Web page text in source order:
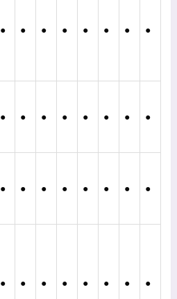
● ● ● ● ● ● ● ●
● ● ● ● ● ● ● ●
● ● ● ● ● ● ● ●
● ● ● ● ● ● ● ●